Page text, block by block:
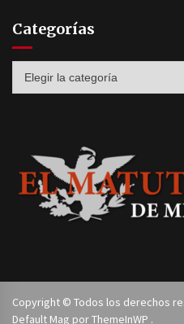
Categorías
Copyright © Todos los derechos
Default Mag porThemeInWP .